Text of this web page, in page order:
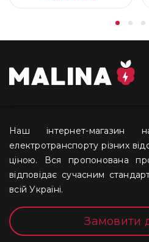
Наш інтернет-магазин
електротранспорту різних
ціною. Вся пропонована
відповідає сучасним
всій Україні.
Замовити